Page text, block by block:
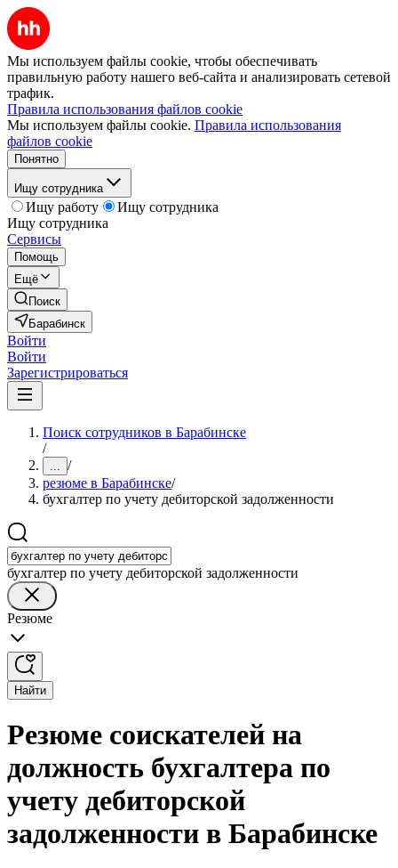
Мы используем файлы cookie, чтобы обеспечивать
правильную работу нашего веб-сайта и анализировать сетевой
трафик.
Правила использования файлов cookie
Мы используем файлы cookie. Правила использования
файлов cookie
Понятно
Ищу сотрудника
Ищу работу
Ищу сотрудника
Ищу сотрудника
Сервисы
Помощь
Ещё
Поиск
Барабинск
Войти
Войти
Зарегистрироваться
Поиск сотрудников в Барабинске
/
... /
резюме в Барабинске/
бухгалтер по учету дебиторской задолженности
бухгалтер по учету дебиторской задолженности
Резюме
Найти
Резюме соискателей на
должность бухгалтера по
учету дебиторской
задолженности в Барабинске